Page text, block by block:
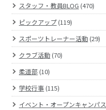
スタッフ・教員BLOG (470)
ピックアップ(119)
スポーツトレーナー活動(29)
クラブ活動(70)
柔道部 (10)
学校行事(115)
イベント・オープンキャンパス